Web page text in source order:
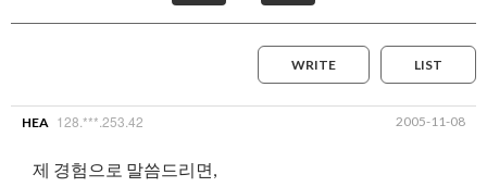
LIST
WRITE
HEA 128.***.253.42 2005-11-08
제 경험으로 말씀드리면,